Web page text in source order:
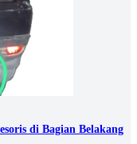
di Bagian Belakang